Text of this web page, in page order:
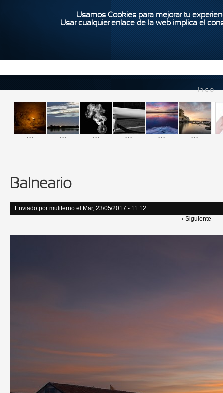
Usamos Cookies para mejorar tu
Usar cualquier enlace de la web implica el
Inicio
... ... ... ... ... ...
Balneario
Enviado por muliterno el Mar, 23/05/2017 - 11:12
‹ Siguiente